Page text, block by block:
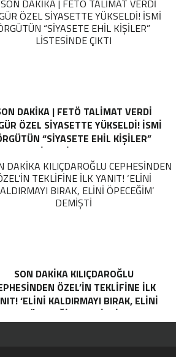
DAKİKA | FETÖ TALIMAT VERDI
ÖZEL SIYASETTE YÜKSELDI! İSMI
“SIYASETE EHIL KIŞILER”
LISTESINDE ÇIKTI
SON DAKİKA KILIÇDAROĞLU
ÖZEL’IN TEKLIFINE ILK
‘ELINI KALDIRMAYI BIRAK, ELINI
ÖPECEĞIM’ DEMIŞTI